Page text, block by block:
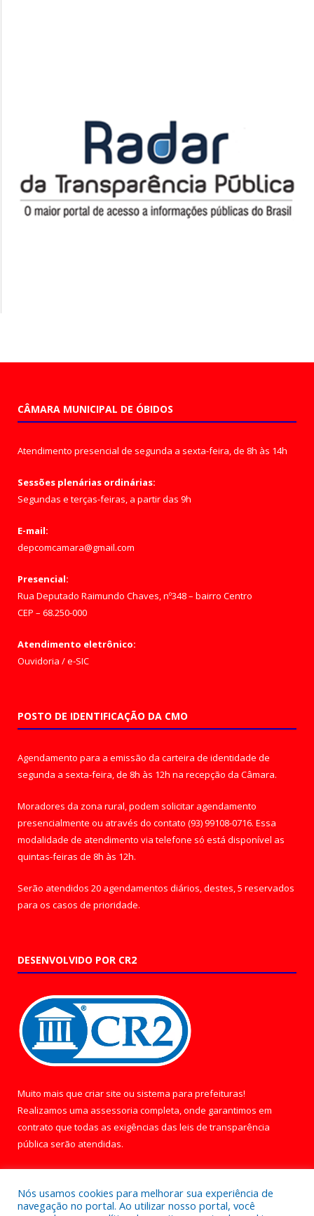
CÂMARA MUNICIPAL DE ÓBIDOS
Atendimento presencial de segunda a sexta-feira, de 8h às 14h
Sessões plenárias ordinárias:
Segundas e terças-feiras, a partir das 9h
E-mail:
depcomcamara@gmail.com
Presencial:
Rua Deputado Raimundo Chaves, nº348 – bairro Centro
CEP – 68.250-000
Atendimento eletrônico:
Ouvidoria /e-SIC
POSTO DE IDENTIFICAÇÃO DA CMO
Agendamento para a emissão da carteira de identidade de
segunda a sexta-feira, de 8h às 12h na recepção da Câmara.
Moradores da zona rural, podem solicitar agendamento
presencialmente ou através do contato (93) 99108-0716. Essa
modalidade de atendimento via telefone só está disponível as
quintas-feiras de 8h às 12h.
Serão atendidos 20 agendamentos diários, destes, 5 reservados
para os casos de prioridade.
DESENVOLVIDO POR CR2
Muito mais que criar site ou sistema para prefeituras!
Realizamos uma assessoria completa, onde garantimos em
contrato que todas as exigências das leis de transparência
pública serão atendidas.
Nós usamos cookies para melhorar sua experiência de
navegação no portal. Ao utilizar nosso portal, você